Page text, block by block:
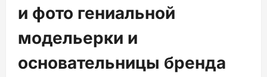
и фото гениальной
модельерки и
основательницы бренда